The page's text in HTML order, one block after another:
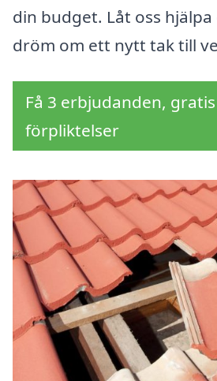
din budget. Låt oss
dröm om ett nytt tak till
Få 3 erbjudanden,
förpliktelser